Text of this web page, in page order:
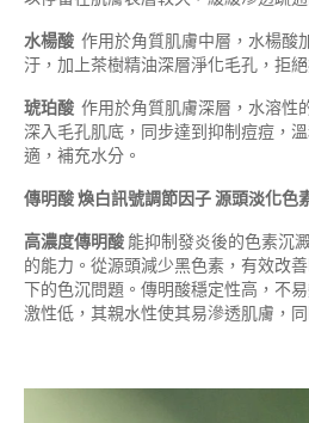
水楊酸 作用於角質肌膚中層，水楊酸
汙，加上茶樹精油深層淨化毛孔，拒絕
琥珀酸 作用於角質肌膚深層，水溶性
深入毛孔肌底，同步達到抑制痘痘，
適，補充水分。
傳明酸煥白訊號調節因子源頭淡化色
高濃度傳明酸 能抑制發炎後的色素沉
的能力。從源頭減少黑色素，有效改
下的色沉問題。傳明酸穩定性高，不
激性低，其親水性使其易滲透肌膚，